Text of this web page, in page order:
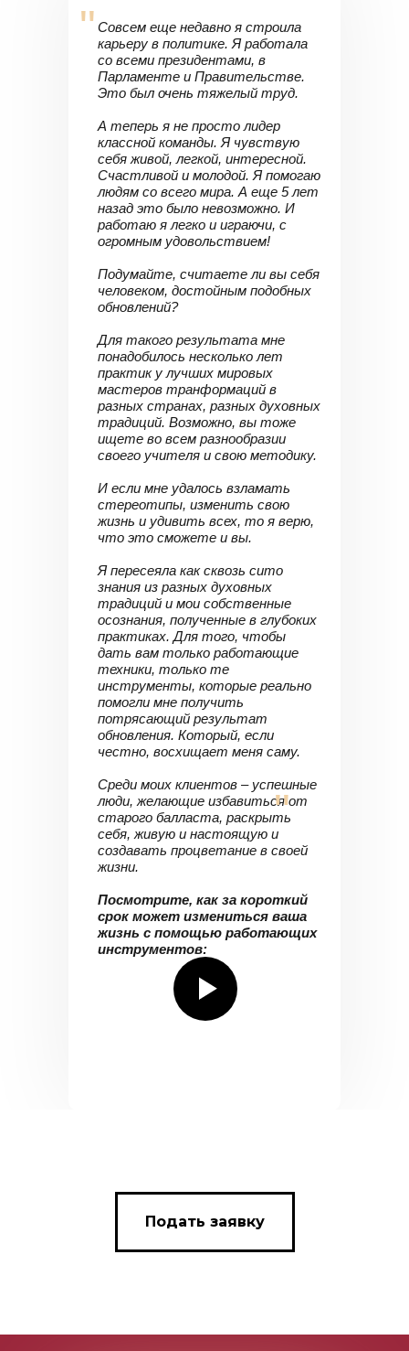
Совсем еще недавно я строила
карьеру в политике. Я работала
со всеми президентами, в
Парламенте и Правительстве.
Это был очень тяжелый труд.
А теперь я не просто лидер
классной команды. Я чувствую
себя живой, легкой, интересной.
Счастливой и молодой. Я помогаю
людям со всего мира. А еще 5 лет
назад это было невозможно. И
работаю я легко и играючи, с
огромным удовольствием!
Подумайте, считаете ли вы себя
человеком, достойным подобных
обновлений?
Для такого результата мне
понадобилось несколько лет
практик у лучших мировых
мастеров транформаций в
разных странах, разных духовных
традиций. Возможно, вы тоже
ищете во всем разнообразии
своего учителя и свою методику.
И если мне удалось взламать
стереотипы, изменить свою
жизнь и удивить всех, то я верю,
что это сможете и вы.
Я пересеяла как сквозь сито
знания из разных духовных
традиций и мои собственные
осознания, полученные в глубоких
практиках. Для того, чтобы
дать вам только работающие
техники, только те
инструменты, которые реально
помогли мне получить
потрясающий результат
обновления. Который, если
честно, восхищает меня саму.
Среди моих клиентов – успешные
люди, желающие избавиться от
старого балласта, раскрыть
себя, живую и настоящую и
создавать процветание в своей
жизни.
Посмотрите, как за короткий
срок может измениться ваша
жизнь с помощью работающих
инструментов:
"
"
Подать заявку